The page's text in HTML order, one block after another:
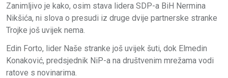
Zanimljivo je kako, osim stava lidera SDP-a BiH Nermina
Nikšića, ni slova o presudi iz druge dvije partnerske stranke
Trojke još uvijek nema.
Edin Forto, lider Naše stranke još uvijek šuti, dok Elmedin
Konaković, predsjednik NiP-a na društvenim mrežama vodi
ratove s novinarima.